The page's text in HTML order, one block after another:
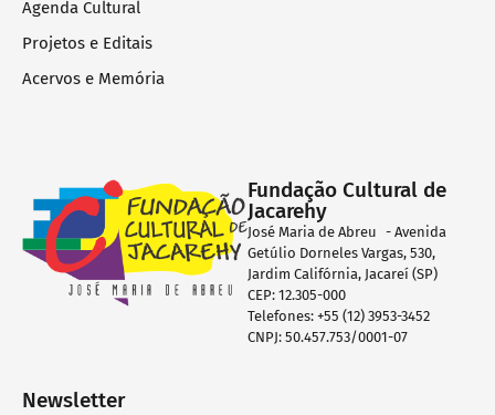
Agenda Cultural
Projetos e Editais
Acervos e Memória
Fundação Cultural de
Jacarehy
José Maria de Abreu - Avenida
Getúlio Dorneles Vargas, 530,
Jardim Califórnia, Jacareí (SP)
CEP: 12.305-000
Telefones: +55 (12) 3953-3452
CNPJ: 50.457.753/0001-07
Newsletter